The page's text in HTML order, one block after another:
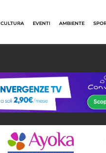
CULTURA EVENTI AMBIENTE